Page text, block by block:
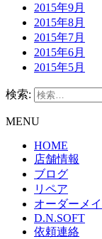
2015年9月
2015年8月
2015年7月
2015年6月
2015年5月
検索:
MENU
HOME
店舗情報
ブログ
リペア
オーダーメ
D.N.SOFT
依頼連絡